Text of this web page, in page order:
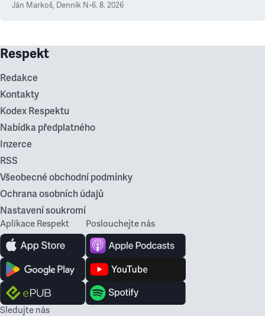
Ján Markoš, Denník N•6. 8. 2026
Respekt
Redakce
Kontakty
Kodex Respektu
Nabídka předplatného
Inzerce
RSS
Všeobecné obchodní podmínky
Ochrana osobních údajů
Nastavení soukromí
Aplikace Respekt Poslouchejte nás
Sledujte nás